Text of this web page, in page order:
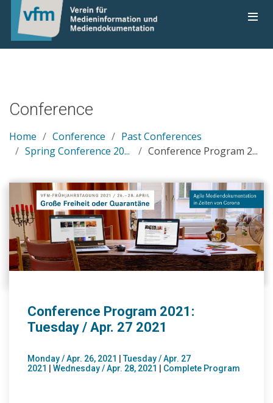
Conference
Home Conference
Past Conferences
Spring Conference 20...
Conference Program 2...
Conference Program 2021:
Tuesday / Apr. 27 2021
Monday / Apr. 26, 2021 |Tuesday / Apr. 27
2021
Wednesday / Apr. 28, 2021 Complete Program